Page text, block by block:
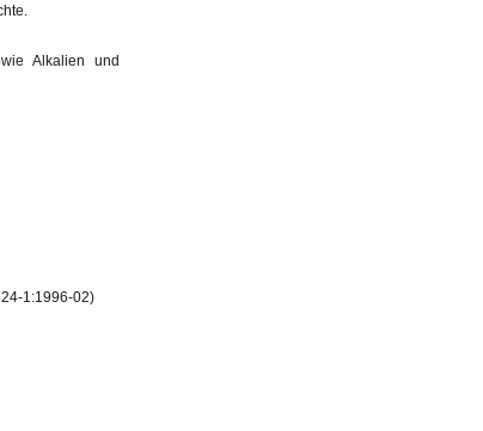
Alkalien und
1:1996-02)